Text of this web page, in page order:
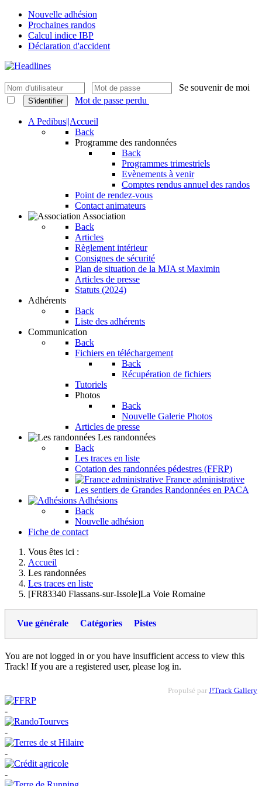
Nouvelle adhésion
Prochaines randos
Calcul indice IBP
Déclaration d'accident
Se souvenir de moi
S'identifier Mot de passe perdu
A Pedibus||Accueil
Back
Programme des randonnées
Back
Programmes trimestriels
Evènements à venir
Comptes rendus annuel des randos
Point de rendez-vous
Contact animateurs
Association
Back
Articles
Règlement intérieur
Consignes de sécurité
Plan de situation de la MJA st Maximin
Articles de presse
Statuts (2024)
Adhérents
Back
Liste des adhérents
Communication
Back
Fichiers en téléchargement
Back
Récupération de fichiers
Tutoriels
Photos
Back
Nouvelle Galerie Photos
Articles de presse
Les randonnées
Back
Les traces en liste
Cotation des randonnées pédestres (FFRP)
France administrative
Les sentiers de Grandes Randonnées en PACA
Adhésions
Back
Nouvelle adhésion
Fiche de contact
Vous êtes ici :
Accueil
Les randonnées
Les traces en liste
[FR83340 Flassans-sur-Issole]La Voie Romaine
Vue générale Catégories Pistes
You are not logged in or you have insufficient access to view this
Track! If you are a registered user, please log in.
Propulsé par J!Track Gallery
-
-
-
-